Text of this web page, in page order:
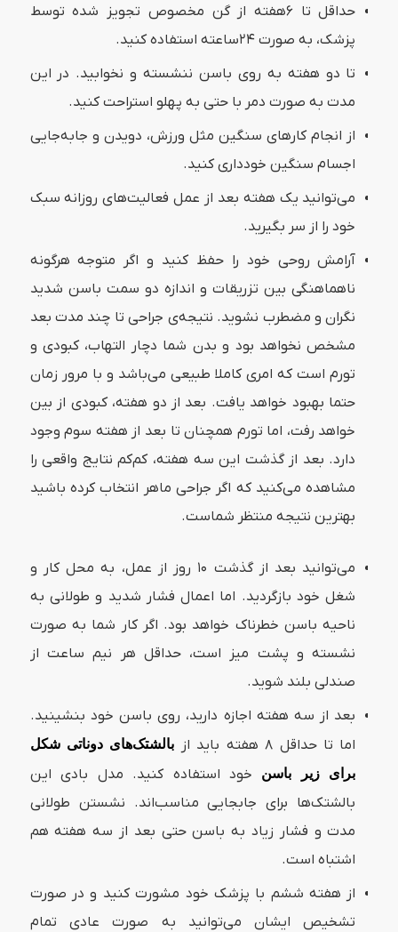
حداقل تا ۶هفته از گن مخصوص تجویز شده توسط
پزشک، به صورت ۲۴ساعته استفاده کنید.
تا دو هفته به روی باسن ننشسته و نخوابید. در این
مدت به صورت دمر با حتی به پهلو استراحت کنید.
از انجام کارهای سنگین مثل ورزش، دویدن و جابه‌جایی
اجسام سنگین خودداری کنید.
می‌توانید یک هفته بعد از عمل فعالیت‌های روزانه سبک
خود را از سر بگیرید.
آرامش روحی خود را حفظ کنید و اگر متوجه هرگونه
ناهماهنگی بین تزریقات و اندازه دو سمت باسن شدید
نگران و مضطرب نشوید. نتیجه‌ی جراحی تا چند مدت بعد
مشخص نخواهد بود و بدن شما دچار التهاب، کبودی و
تورم است که امری کاملا طبیعی می‌باشد و با مرور زمان
حتما بهبود خواهد یافت. بعد از دو هفته، کبودی از بین
خواهد رفت، اما تورم همچنان تا بعد از هفته سوم وجود
دارد. بعد از گذشت این سه هفته، کم‌کم نتایج واقعی را
مشاهده می‌کنید که اگر جراحی ماهر انتخاب کرده باشید
بهترین نتیجه منتظر شماست.
می‌توانید بعد از گذشت ۱۰ روز از عمل، به محل کار و
شغل خود بازگردید. اما اعمال فشار شدید و طولانی به
ناحیه باسن خطرناک خواهد بود. اگر کار شما به صورت
نشسته و پشت میز است، حداقل هر نیم ساعت از
صندلی بلند شوید.
بعد از سه هفته اجازه دارید، روی باسن خود بنشینید.
اما تا حداقل ۸ هفته باید از
بالشتک‌های دوناتی شکل
برای زیر باسن
خود استفاده کنید. مدل بادی این
بالشتک‌ها برای جابجایی مناسب‌اند. نشستن طولانی
مدت و فشار زیاد به باسن حتی بعد از سه هفته هم
اشتباه است.
از هفته ششم با پزشک خود مشورت کنید و در صورت
تشخیص ایشان می‌توانید به صورت عادی تمام